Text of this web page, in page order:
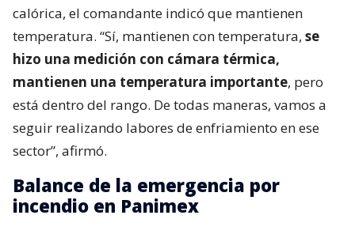
calórica, el comandante indicó que mantienen
temperatura. “Sí, mantienen con temperatura, se
hizo una medición con cámara térmica,
mantienen una temperatura importante, pero
está dentro del rango. De todas maneras, vamos a
seguir realizando labores de enfriamiento en ese
sector”, afirmó.
Balance de la emergencia por
incendio en Panimex